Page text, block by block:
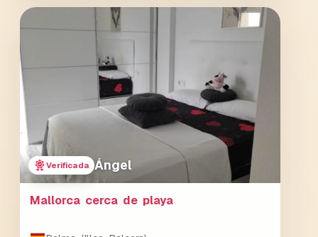
Verificada Ángel
Mallorca cerca de playa